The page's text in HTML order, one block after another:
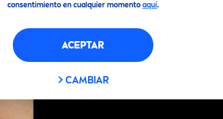
consentimiento en cualquier momento aquí.
ACEPTAR
CAMBIAR